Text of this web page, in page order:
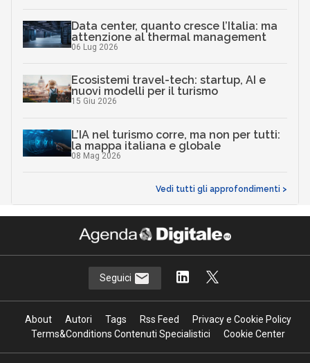
Data center, quanto cresce l’Italia: ma
attenzione al thermal management
06 Lug 2026
Ecosistemi travel-tech: startup, AI e
nuovi modelli per il turismo
15 Giu 2026
L’IA nel turismo corre, ma non per tutti:
la mappa italiana e globale
08 Mag 2026
Vedi tutti gli approfondimenti >
Seguici
About Autori Tags Rss Feed
Privacy e Cookie Policy
Terms&Conditions Contenuti Specialistici
Cookie Center